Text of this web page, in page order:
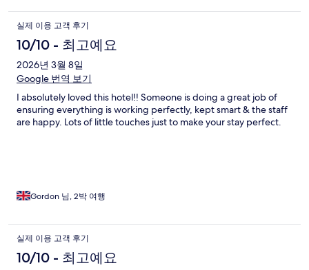
실제 이용 고객 후기
10/10 - 최고예요
2026년 3월 8일
Google 번역 보기
I absolutely loved this hotel!! Someone is doing a great job of
ensuring everything is working perfectly, kept smart & the staff
are happy. Lots of little touches just to make your stay perfect.
Gordon 님, 2박 여행
실제 이용 고객 후기
10/10 - 최고예요